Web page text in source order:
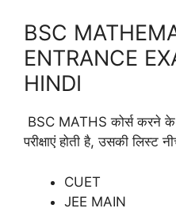
BSC
ENTRANCE
HINDI
BSC MATHS कोर्स करने
परीक्षाएं होती है, उसकी लिस्ट
CUET
JEE MAIN